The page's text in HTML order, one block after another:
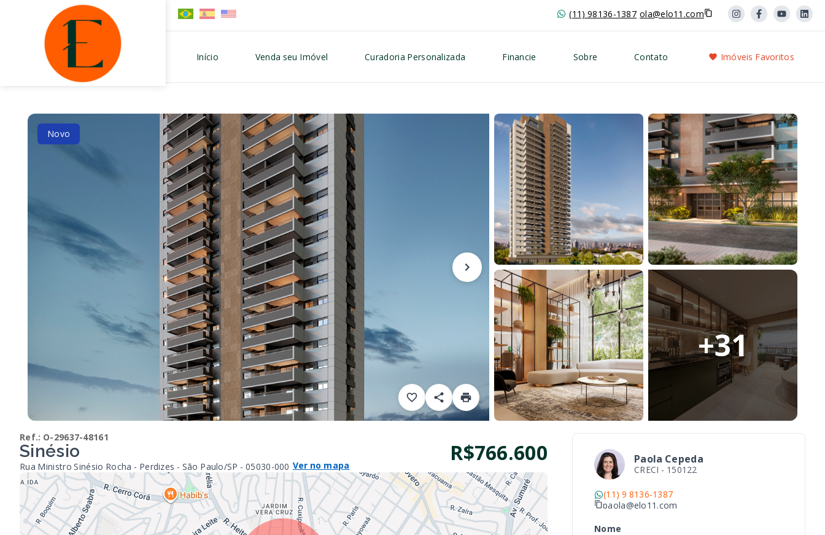
(11) 98136-1387 ola@elo11.com
Início Venda seu Imóvel Curadoria Personalizada Financie Sobre Contato Imóveis Favoritos
Novo
+31
Ref.: O-29637-48161
Sinésio
Rua Ministro Sinésio Rocha - Perdizes - São Paulo/SP - 05030-000 Ver no mapa R$766.600 Paola Cepeda
CRECI - 150122
(11) 9 8136-1387
paola@elo11.com
Nome